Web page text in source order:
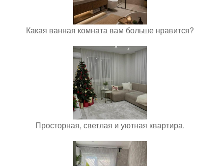
Какая ванная комната вам больше нравится?
Просторная, светлая и уютная квартира.